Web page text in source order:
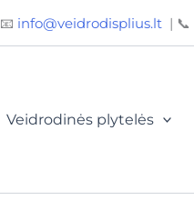
📧 info@veidrodisplius.lt | 📞
Veidrodinės plytelės